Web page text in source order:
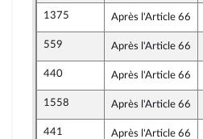
1375 Après l'Article 66
559 Après l'Article 66
440 Après l'Article 66
1558 Après l'Article 66
441 Après l'Article 66